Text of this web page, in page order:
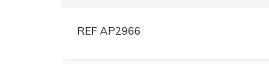
REF AP2966